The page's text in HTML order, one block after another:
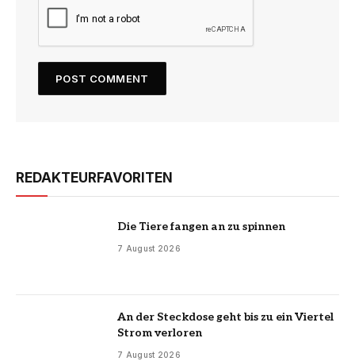
REDAKTEURFAVORITEN
Die Tiere fangen an zu spinnen
7 August 2026
An der Steckdose geht bis zu ein Viertel
Strom verloren
7 August 2026